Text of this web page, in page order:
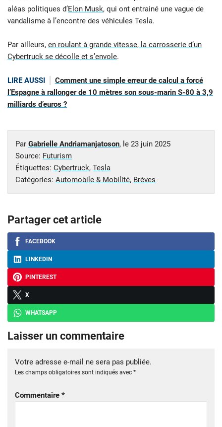
aléas politiques d’Elon Musk, qui ont entrainé une vague de
vandalisme à l’encontre des véhicules Tesla.
Par ailleurs, en roulant à grande vitesse, la carrosserie d’un
Cybertruck se décolle et s’envole.
LIRE AUSSI
Comment une simple erreur de calcul a forcé
l’Espagne à rallonger de 10 mètres son sous-marin S-80 à 3,9
milliards d’euros ?
Par Gabrielle Andriamanjatoson, le 23 juin 2025
Source: Futurism
Étiquettes: Cybertruck, Tesla
Catégories: Automobile & Mobilité, Brèves
Partager cet article
FACEBOOK
LINKEDIN
PINTEREST
X
WHATSAPP
Laisser un commentaire
Votre adresse e-mail ne sera pas publiée.
Les champs obligatoires sont indiqués avec *
Commentaire *